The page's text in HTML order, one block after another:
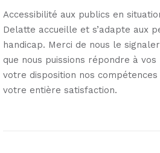
Accessibilité aux publics en
Delatte accueille et s’adapte aux
handicap. Merci de nous le
que nous puissions répondre à
votre disposition nos
votre entière satisfaction.